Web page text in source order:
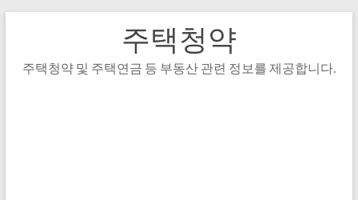
주택청약
주택청약 및 주택연금 등 부동산 관련 정보를 제공합니다.